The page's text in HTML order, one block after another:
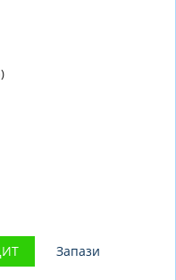
Запази